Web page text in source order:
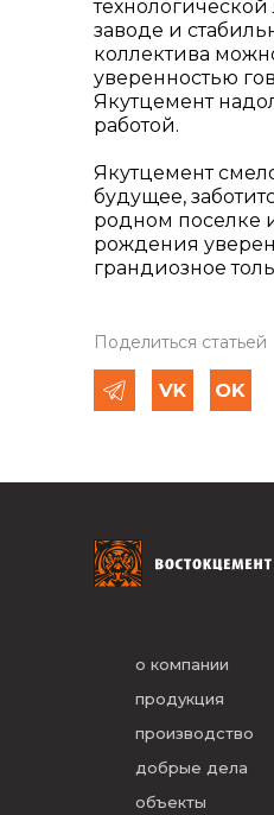
заводе и
коллектива
уверенностью
Якутцемент
работой.
Якутцемент
будущее,
родном поселке
рождения
грандиозное
Поделиться статьей
о компании
продукция
производство
добрые дела
объекты